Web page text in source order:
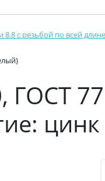
8.8 с резьбой по всей длине
ГОСТ